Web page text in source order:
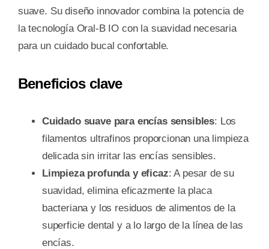
suave. Su diseño innovador combina la potencia de
la tecnología Oral-B IO con la suavidad necesaria
para un cuidado bucal confortable.
Beneficios clave
Cuidado suave para encías sensibles: Los
filamentos ultrafinos proporcionan una limpieza
delicada sin irritar las encías sensibles.
Limpieza profunda y eficaz: A pesar de su
suavidad, elimina eficazmente la placa
bacteriana y los residuos de alimentos de la
superficie dental y a lo largo de la línea de las
encías.